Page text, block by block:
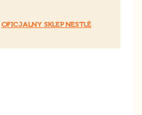
OFICJALNY SKLEP NESTLÉ